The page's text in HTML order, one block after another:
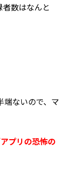
数はなんと
端ないので、マ
プリの恐怖の